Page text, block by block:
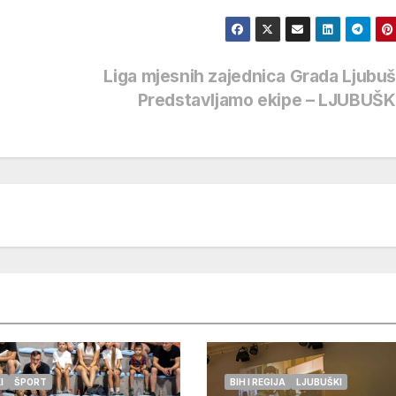
Liga mjesnih zajednica Grada
Predstavljamo ekipe –
ŠPORT BIH I REGIJA LJUBUŠKI